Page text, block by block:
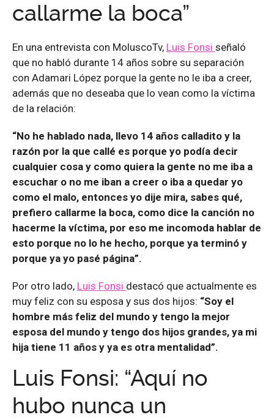
callarme la boca”
En una entrevista con MoluscoTv, Luis Fonsi señaló
que no habló durante 14 años sobre su separación
con Adamari López porque la gente no le iba a creer,
además que no deseaba que lo vean como la víctima
de la relación:
“No he hablado nada, llevo 14 años calladito y la
razón por la que callé es porque yo podía decir
cualquier cosa y como quiera la gente no me iba a
escuchar o no me iban a creer o iba a quedar yo
como el malo, entonces yo dije mira, sabes qué,
prefiero callarme la boca, como dice la canción no
hacerme la víctima, por eso me incomoda hablar de
esto porque no lo he hecho, porque ya terminó y
porque ya yo pasé página”.
Por otro lado, Luis Fonsi destacó que actualmente es
muy feliz con su esposa y sus dos hijos: “Soy el
hombre más feliz del mundo y tengo la mejor
esposa del mundo y tengo dos hijos grandes, ya mi
hija tiene 11 años y ya es otra mentalidad”.
Luis Fonsi: “Aquí no
hubo nunca un